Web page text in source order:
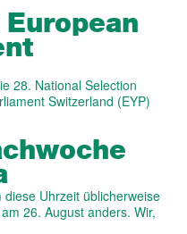
European
28. National Selection
Switzerland (EYP)
Uhrzeit üblicherweise
26. August anders. Wir,